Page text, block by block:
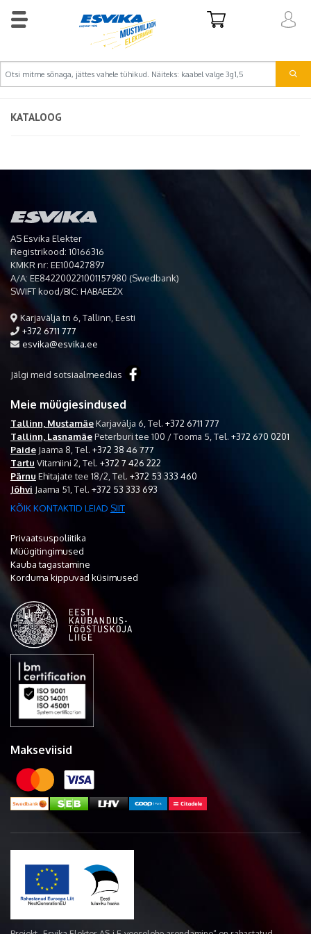
KATALOOG
AS Esvika Elekter
Registrikood: 10166316
KMKR nr: EE100427897
A/A: EE842200221001157980 (Swedbank)
SWIFT kood/BIC: HABAEE2X
Karjavälja tn 6, Tallinn, Eesti
+372 6711 777
esvika@esvika.ee
Jälgi meid sotsiaalmeedias
Meie müügiesindused
Tallinn, MustamäeKarjavälja 6, Tel. +372 6711 777
Tallinn, LasnamäePeterburi tee 100 / Tooma 5, Tel. +372 670 0201
Paide Jaama 8, Tel. +372 38 46 777
Tartu Vitamiini 2, Tel. +372 7 426 222
Pärnu Ehitajate tee 18/2, Tel. +372 53 333 460
Jõhvi Jaama 51, Tel. +372 53 333 693
KÕIK KONTAKTID LEIAD SIIT
Privaatsuspoliitika
Müügitingimused
Kauba tagastamine
Korduma kippuvad küsimused
Makseviisid